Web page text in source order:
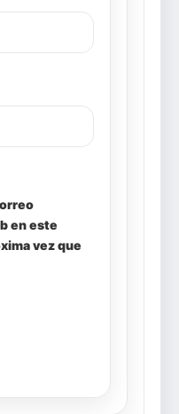
en este
vez que